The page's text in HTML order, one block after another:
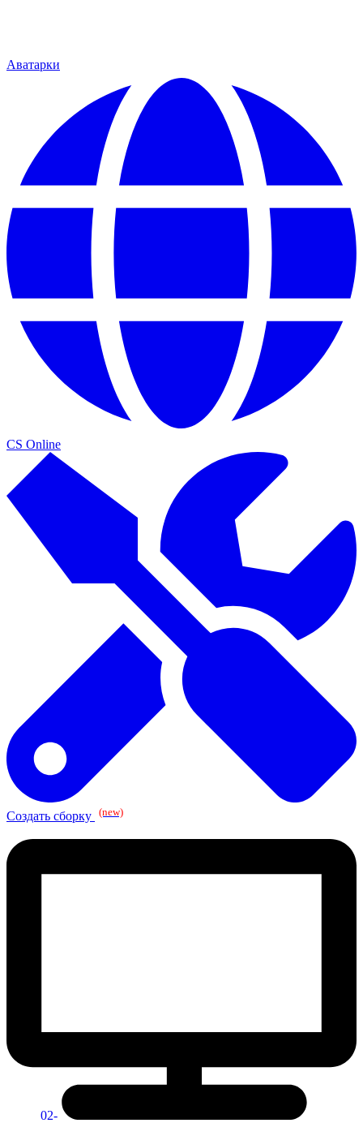
Аватарки
CS Online
Создать сборку (new)
02-